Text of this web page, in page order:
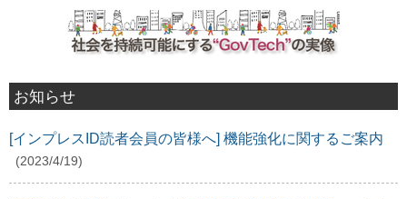
お知らせ
[インプレスID読者会員の皆様へ] 機能強化に関するご案内
(2023/4/19)